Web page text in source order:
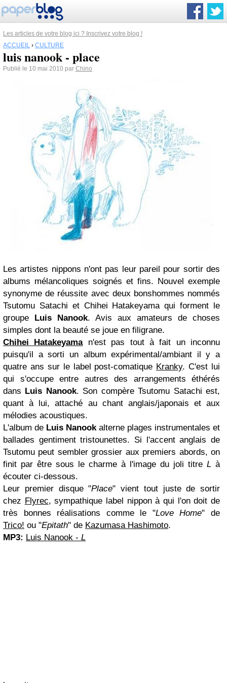
Les articles de votre blog ici ? Inscrivez votre blog !
ACCUEIL › CULTURE
luis nanook - place
Publié le 10 mai 2010 par Chino
Les artistes nippons n'ont pas leur pareil pour sortir des
albums mélancoliques soignés et fins. Nouvel exemple
synonyme de réussite avec deux bonshommes nommés
Tsutomu Satachi et Chihei Hatakeyama qui forment le
groupe Luis Nanook. Avis aux amateurs de choses
simples dont la beauté se joue en filigrane.
Chihei Hatakeyaman'est pas tout à fait un inconnu
puisqu'il a sorti un album expérimental/ambiant il y a
quatre ans sur le label post-comatique Kranky. C'est lui
qui s'occupe entre autres des arrangements éthérés
dans Luis Nanook. Son compère Tsutomu Satachi est,
quant à lui, attaché au chant anglais/japonais et aux
mélodies acoustiques.
L'album de Luis Nanookalterne plages instrumentales et
ballades gentiment tristounettes. Si l'accent anglais de
Tsutomu peut sembler grossier aux premiers abords, on
finit par être sous le charme à l'image du joli titre L à
écouter ci-dessous.
Leur premier disque "Place" vient tout juste de sortir
chez Flyrec, sympathique label nippon à qui l'on doit de
très bonnes réalisations comme le "Love Home" de
Trico! ou "Epitath" de Kazumasa Hashimoto.
MP3: Luis Nanook - L